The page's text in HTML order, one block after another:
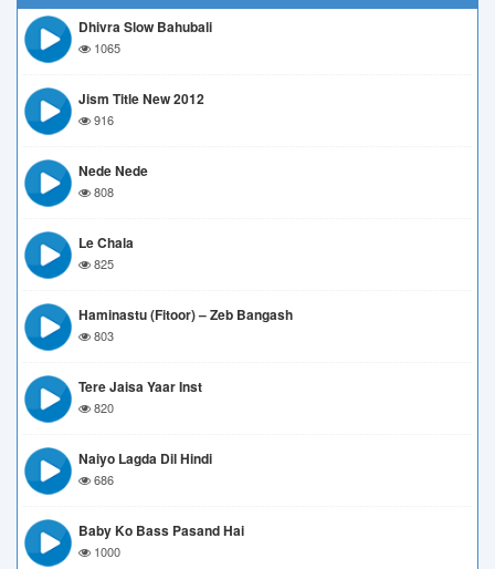
Dhivra Slow Bahubali
1065
Jism Title New 2012
916
Nede Nede
808
Le Chala
825
Haminastu (Fitoor) – Zeb Bangash
803
Tere Jaisa Yaar Inst
820
Naiyo Lagda Dil Hindi
686
Baby Ko Bass Pasand Hai
1000